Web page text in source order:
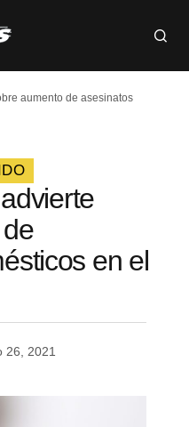
aumento de asesinatos
en el
26, 2021